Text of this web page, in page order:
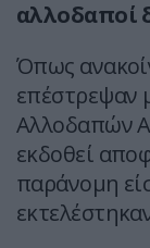
αλλοδαποί
Όπως
επέστρεψαν
Αλλοδαπών
εκδοθεί
παράνομη